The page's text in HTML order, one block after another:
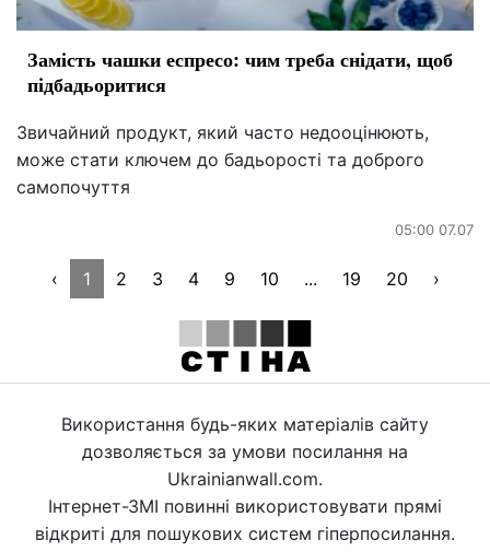
Замість чашки еспресо: чим треба снідати, щоб
підбадьоритися
Звичайний продукт, який часто недооцінюють,
може стати ключем до бадьорості та доброго
самопочуття
05:00 07.07
‹ 1 2 3 4 9 10 ... 19 20 ›
Використання будь-яких матеріалів сайту
дозволяється за умови посилання на
Ukrainianwall.com.
Інтернет-ЗМІ повинні використовувати прямі
відкриті для пошукових систем гіперпосилання.